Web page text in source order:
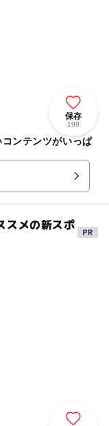
保存
198
ンテンツがいっぱ
スメの新スポ